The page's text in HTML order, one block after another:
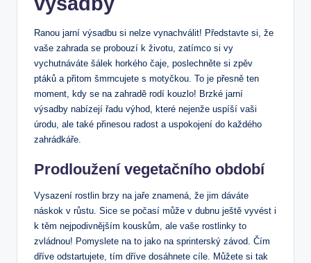
Ranou jarní výsadbu si nelze vynachválit! Představte si, že
vaše zahrada se probouzí k životu, zatímco si vy
vychutnáváte šálek horkého čaje, poslechněte si zpěv
ptáků a přitom šmrncujete s motyčkou. To je přesně ten
moment, kdy se na zahradě rodí kouzlo! Brzké jarní
výsadby nabízejí řadu výhod, které nejenže uspíší vaši
úrodu, ale také přinesou radost a uspokojení do každého
zahrádkáře.
Prodloužení vegetačního období
Vysazení rostlin brzy na jaře znamená, že jim dáváte
náskok v růstu. Sice se počasí může v dubnu ještě vyvést i
k těm nejpodivnějším kouskům, ale vaše rostlinky to
zvládnou! Pomyslete na to jako na sprinterský závod. Čím
dříve odstartujete, tím dříve dosáhnete cíle. Můžete si tak